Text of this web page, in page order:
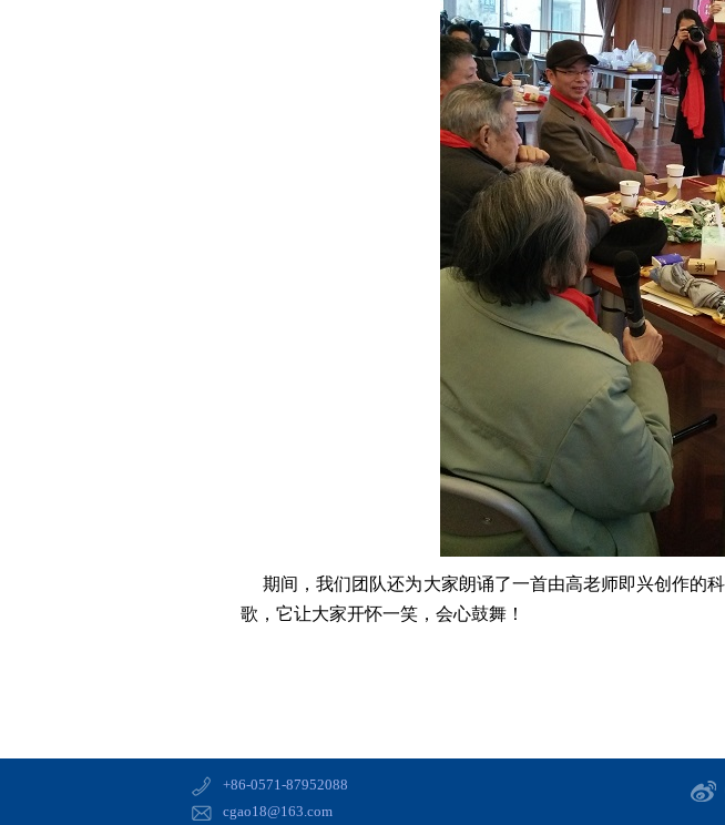
期间，我们团队还为大家朗诵了一首由高老师即兴创作
歌，它让大家开怀一笑，会心鼓舞！
+86-0571-87952088
cgao18@163.com